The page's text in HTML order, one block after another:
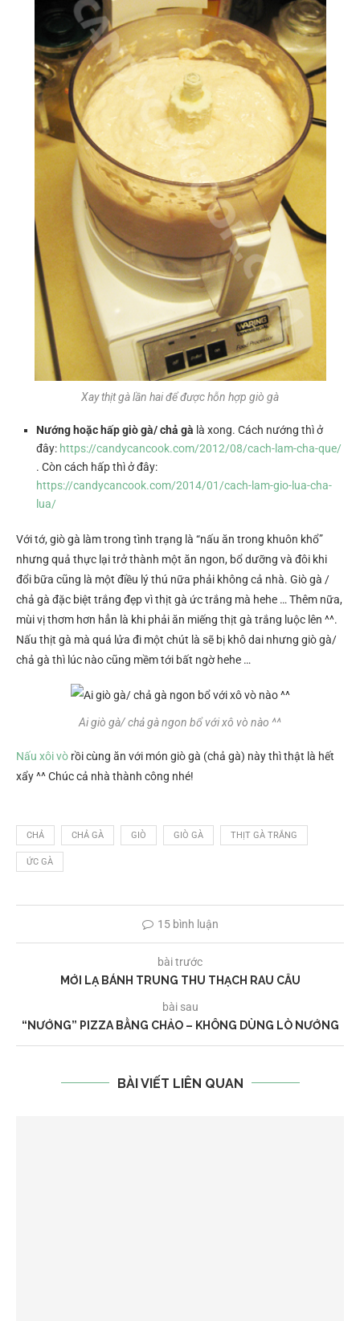
Xay thịt gà lần hai để được hỗn hợp giò gà
Nướng hoặc hấp giò gà/ chả gà là xong. Cách nướng thì ở
đây: https://candycancook.com/2012/08/cach-lam-cha-que/
. Còn cách hấp thì ở đây:
https://candycancook.com/2014/01/cach-lam-gio-lua-cha-
lua/
Với tớ, giò gà làm trong tình trạng là “nấu ăn trong khuôn khổ”
nhưng quả thực lại trở thành một ăn ngon, bổ dưỡng và đôi khi
đổi bữa cũng là một điều lý thú nữa phải không cả nhà. Giò gà /
chả gà đặc biệt trắng đẹp vì thịt gà ức trắng mà hehe … Thêm nữa,
mùi vị thơm hơn hẳn là khi phải ăn miếng thịt gà trắng luộc lên ^^.
Nấu thịt gà mà quá lửa đi một chút là sẽ bị khô dai nhưng giò gà/
chả gà thì lúc nào cũng mềm tới bất ngờ hehe …
Ai giò gà/ chả gà ngon bổ với xô vò nào ^^
Nấu xôi vò rồi cùng ăn với món giò gà (chả gà) này thì thật là hết
xẩy ^^ Chúc cả nhà thành công nhé!
CHẢ CHẢ GÀ GIÒ GIÒ GÀ THỊT GÀ TRẮNG
ỨC GÀ
15 bình luận
bài trước
MỚI LẠ BÁNH TRUNG THU THẠCH RAU CÂU
bài sau
“NƯỚNG” PIZZA BẰNG CHẢO – KHÔNG DÙNG LÒ NƯỚNG
BÀI VIẾT LIÊN QUAN